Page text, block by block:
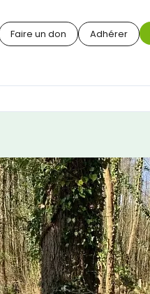
Faire un don Adhérer